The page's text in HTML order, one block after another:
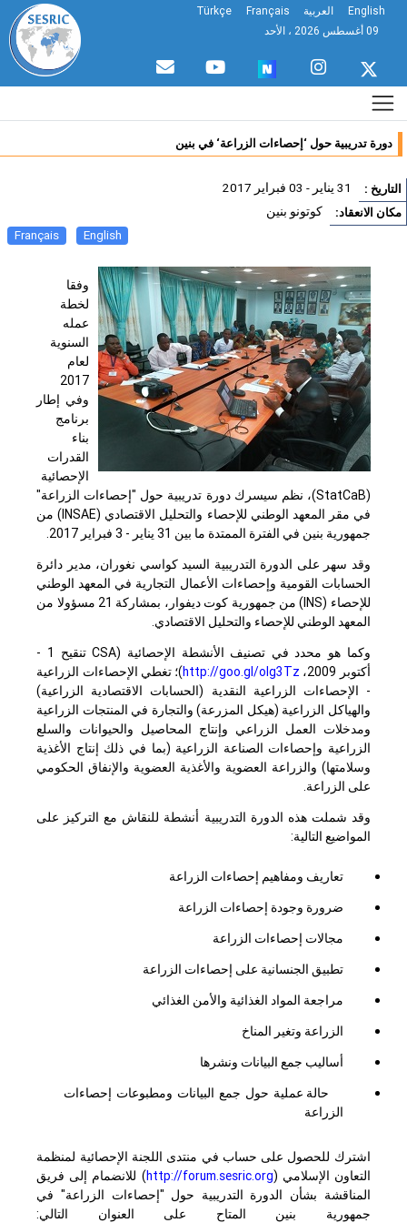
English العربية Français
Türkçe
دورة تدريبية حول ‘إحصاءات الزراعة‘ في بنين
: 31 يناير - 03 فبراير 2017
الانعقاد: كوتونو بنين
English
Français
وفقا
لخطة
عمله
السنوية
لعام
2017
وفي إطار
برنامج
بناء
القدرات
الإحصائية
StatCaB)، نظم سيسرك دورة تدريبية حول "إحصاءات الزراعة"
في مقر المعهد الوطني للإحصاء والتحليل الاقتصادي (INSAE) من
جمهورية بنين في الفترة الممتدة ما بين 31 يناير - 3 فبراير 2017.
وقد سهر على الدورة التدريبية السيد كواسي نغوران، مدير دائرة
الحسابات القومية وإحصاءات الأعمال التجارية في المعهد الوطني
للإحصاء (INS
) من جمهورية كوت ديفوار، بمشاركة 21 مسؤولا من
المعهد الوطني للإحصاء والتحليل الاقتصادي.
وكما هو محدد في تصنيف الأنشطة الإحصائية (CSA
تنقيح 1 -
أكتوبر 2009،
http://goo.gl/olg3Tz)؛ تغطي الإحصاءات الزراعية
- الإحصاءات الزراعية النقدية (الحسابات الاقتصادية الزراعية)
والهياكل الزراعية (هيكل المزرعة) والتجارة في المنتجات الزراعية
ومدخلات العمل الزراعي وإنتاج المحاصيل والحيوانات والسلع
الزراعية وإحصاءات الصناعة الزراعية (بما في ذلك إنتاج الأغذية
وسلامتها) والزراعة العضوية والأغذية العضوية والإنفاق الحكومي
على الزراعة.
وقد شملت هذه الدورة التدريبية أنشطة للنقاش مع التركيز على
المواضيع التالية:
تعاريف ومفاهيم إحصاءات الزراعة
ضرورة وجودة إحصاءات الزراعة
مجالات إحصاءات الزراعة
تطبيق الجنسانية على إحصاءات الزراعة
مراجعة المواد الغذائية والأمن الغذائي
الزراعة وتغير المناخ
أساليب جمع البيانات ونشرها
حالة عملية حول جمع البيانات ومطبوعات إحصاءات
الزراعة
اشترك للحصول على حساب في منتدى اللجنة الإحصائية لمنظمة
التعاون الإسلامي ( http://forum.sesric.org) للانضمام إلى فريق
المناقشة بشأن الدورة التدريبية حول "إحصاءات الزراعة" في
جمهورية بنين المتاح على العنوان التالي: